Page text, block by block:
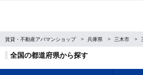
賃貸・不動産アパマンショップ 兵庫県 三木市
全国の都道府県から探す